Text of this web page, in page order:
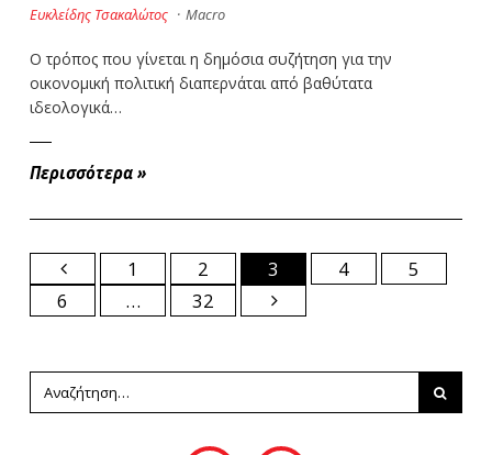
Ευκλείδης Τσακαλώτος · Macro
Ο τρόπος που γίνεται η δημόσια συζήτηση για την
οικονομική πολιτική διαπερνάται από βαθύτατα
ιδεολογικά…
Περισσότερα »
1 2 3 4
5
6
… 32